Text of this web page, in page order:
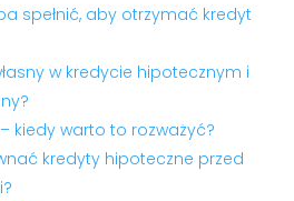
spełnić, aby otrzymać kredyt
w kredycie hipotecznym i
kiedy warto to rozważyć?
kredyty hipoteczne przed